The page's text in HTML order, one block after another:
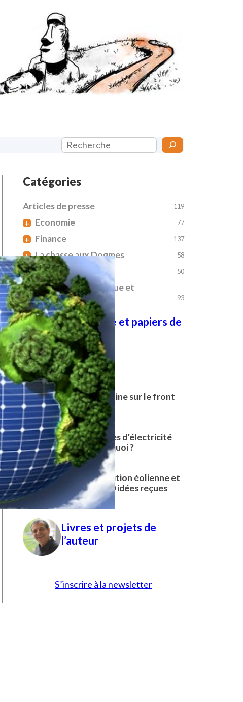
Rechercher
Catégories
Articles de presse 119
+ Economie 77
+ Finance 137
+ La chasse aux Dogmes 58
+ Le temps des crises 50
+ Transition écologique et
énergétique
93
Bibliothèque et papiers de
référence
Les plus lus
Que se passe-t-il en Chine sur le front
de la décarbonation ?
07/10/2025
Coût et prix des sources d’électricité
bas-carbone : qui paie quoi ?
22/01/2026
Plaidoyer pour la transition éolienne et
solaire : réponses à 100 idées reçues
Livres et projets de
l’auteur
S’inscrire à la newsletter